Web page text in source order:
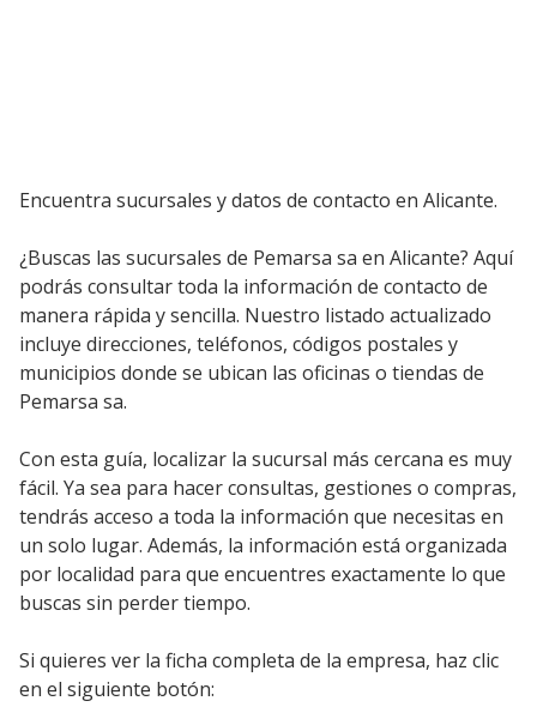
Encuentra sucursales y datos de contacto en Alicante.
¿Buscas las sucursales de Pemarsa sa en Alicante? Aquí
podrás consultar toda la información de contacto de
manera rápida y sencilla. Nuestro listado actualizado
incluye direcciones, teléfonos, códigos postales y
municipios donde se ubican las oficinas o tiendas de
Pemarsa sa.
Con esta guía, localizar la sucursal más cercana es muy
fácil. Ya sea para hacer consultas, gestiones o compras,
tendrás acceso a toda la información que necesitas en
un solo lugar. Además, la información está organizada
por localidad para que encuentres exactamente lo que
buscas sin perder tiempo.
Si quieres ver la ficha completa de la empresa, haz clic
en el siguiente botón: